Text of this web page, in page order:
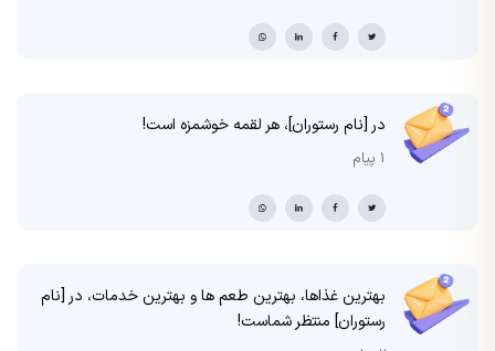
در [نام رستوران]، هر لقمه خوشمزه است!
1 پیام
بهترین غذاها، بهترین طعم ها و بهترین خدمات، در [نام
رستوران] منتظر شماست!